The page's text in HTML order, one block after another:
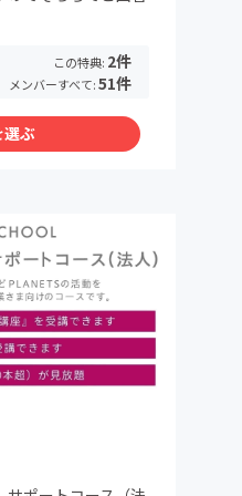
この特典: 2件
メンバーすべて:51件
選ぶ